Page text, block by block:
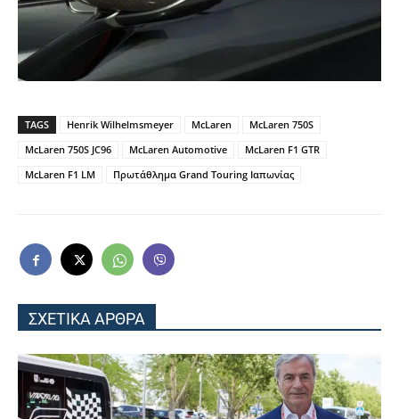
TAGS Henrik Wilhelmsmeyer McLaren
McLaren 750S
McLaren 750S JC96
McLaren Automotive
McLaren F1 GTR
McLaren F1 LM
Πρωτάθλημα Grand Touring Ιαπωνίας
ΣΧΕΤΙΚΑ ΑΡΘΡΑ